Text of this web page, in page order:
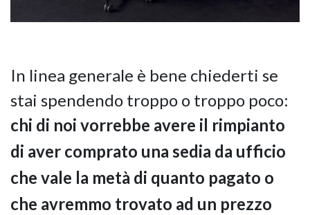
In linea generale è bene chiederti se
stai spendendo troppo o troppo poco:
chi di noi vorrebbe avere il rimpianto
di aver comprato una sedia da ufficio
che vale la metà di quanto pagato o
che avremmo trovato ad un prezzo